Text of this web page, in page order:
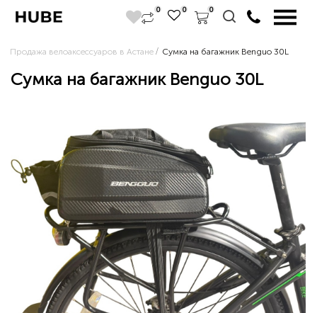
0 0 0
Продажа велоаксессуаров в Астане Сумка на багажник Benguo 30L
Сумка на багажник Benguo 30L